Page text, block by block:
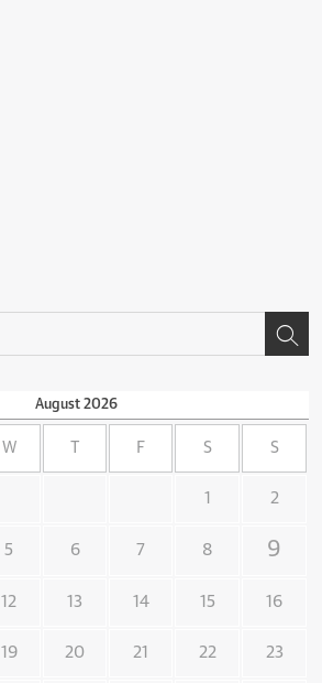
August 2026
W F S S
1 2
5 6 7 8 9
12 13 14 15 16
19 20 21 22 23